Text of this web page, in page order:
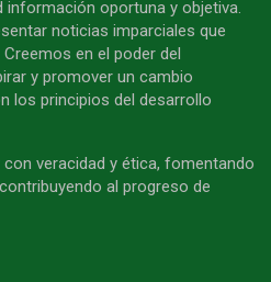
oportuna y objetiva.
noticias imparciales que
en el poder del
y promover un cambio
los principios del desarrollo
veracidad y ética, fomentando
al progreso de